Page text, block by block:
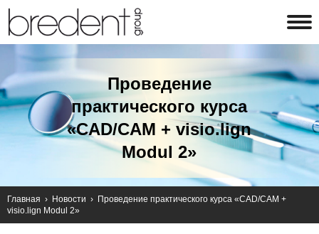
Проведение
практического курса
«CAD/CAM + visio.lign
Modul 2»
Главная › Новости › Проведение практического курса «CAD/CAM +
visio.lign Modul 2»